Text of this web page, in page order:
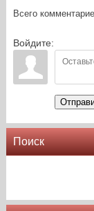
Всего
Войдите:
Поиск